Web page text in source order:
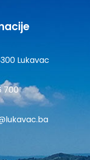
Lukavac
700